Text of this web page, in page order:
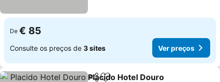
De € 85
Consulte os preços de 3 sites Ver preços
Placido Hotel Douro